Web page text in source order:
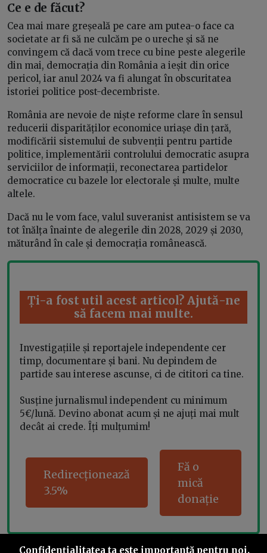
Ce e de făcut?
Cea mai mare greșeală pe care am putea-o face ca
societate ar fi să ne culcăm pe o ureche și să ne
convingem că dacă vom trece cu bine peste alegerile
din mai, democrația din România a ieșit din orice
pericol, iar anul 2024 va fi alungat în obscuritatea
istoriei politice post-decembriste.
România are nevoie de niște reforme clare în sensul
reducerii disparităților economice uriașe din țară,
modificării sistemului de subvenții pentru partide
politice, implementării controlului democratic asupra
serviciilor de informații, reconectarea partidelor
democratice cu bazele lor electorale și multe, multe
altele.
Dacă nu le vom face, valul suveranist antisistem se va
tot înălța înainte de alegerile din 2028, 2029 și 2030,
măturând în cale și democrația românească.
Ți-a fost util acest articol? Ajută-ne
să facem mai multe.
Investigațiile și reportajele independente cer
timp, documentare și bani. Nu depindem de
partide sau interese ascunse, ci de cititori ca tine.
Susține jurnalismul independent cu minimum
5€/lună. Devino abonat acum și ne ajuți mai mult
decât ai crede. Îți mulțumim!
Redirecționează
3.5%
Fă o
mică
donație
Confidenţialitatea ta este importantă pentru noi.